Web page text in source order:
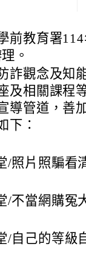
前教育署
。
詐觀念及知
及相關課程
導管道，善
下：
/照片照騙看
/不當網購冤
/自己的等級